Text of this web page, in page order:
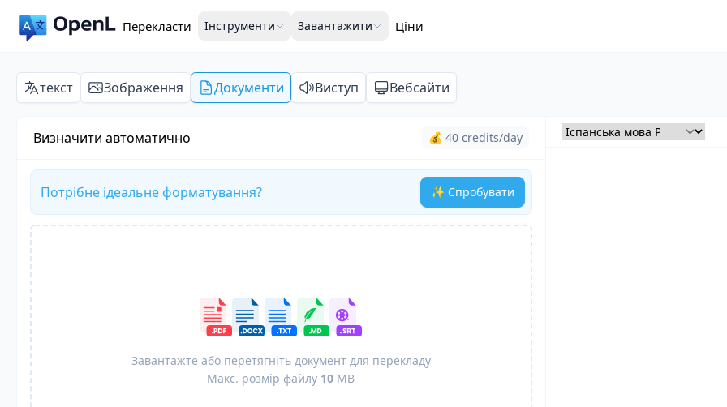
Перекласти Інструменти Завантажити Ціни
текст Зображення Документи Виступ Вебсайти
Визначити автоматично 💰 40 credits/day
Потрібне ідеальне форматування? ✨ Спробувати
Завантажте або перетягніть документ для перекладу
Макс. розмір файлу 10 MB